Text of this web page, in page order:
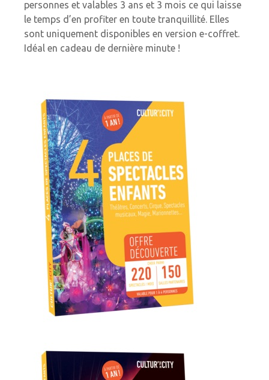
personnes et valables 3 ans et 3 mois ce qui laisse
le temps d’en profiter en toute tranquillité. Elles
sont uniquement disponibles en version e-coffret.
Idéal en cadeau de dernière minute !